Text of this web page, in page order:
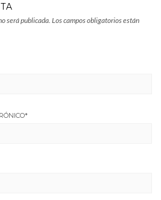
será publicada. Los campos obligatorios están
*